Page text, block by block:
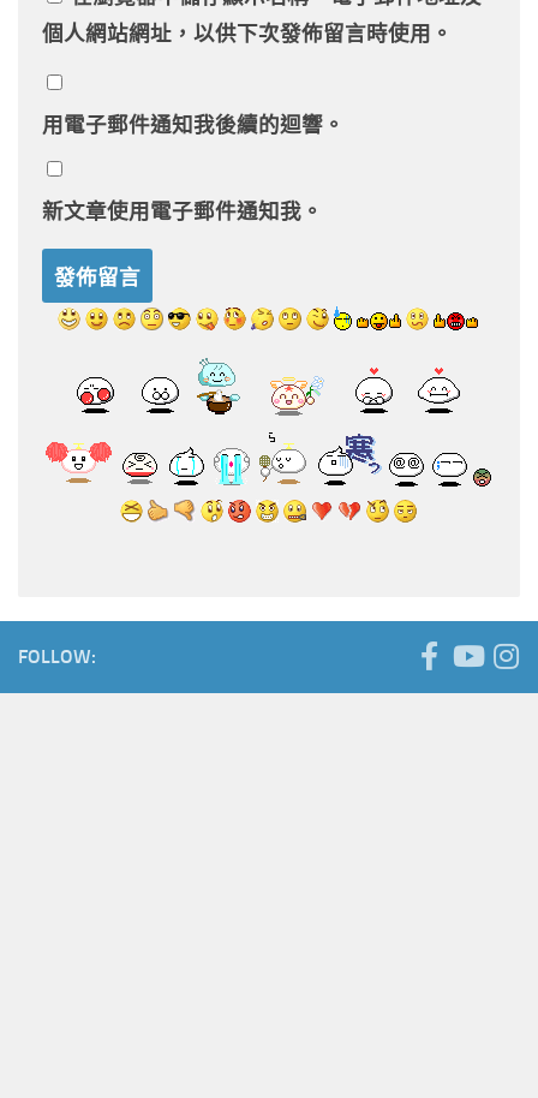
個人網站網址，以供下次發佈留言時使用。
用電子郵件通知我後續的迴響。
新文章使用電子郵件通知我。
FOLLOW: